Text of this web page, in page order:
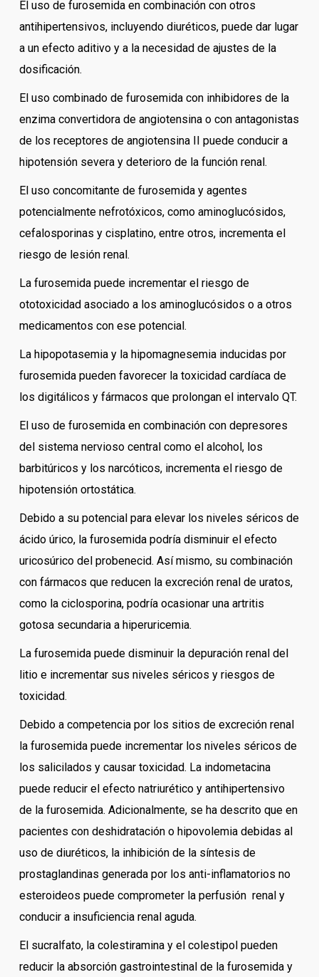
El uso de furosemida en combinación con otros
antihipertensivos, incluyendo diuréticos, puede dar lugar
a un efecto aditivo y a la necesidad de ajustes de la
dosificación.
El uso combinado de furosemida con inhibidores de la
enzima convertidora de angiotensina o con antagonistas
de los receptores de angiotensina II puede conducir a
hipotensión severa y deterioro de la función renal.
El uso concomitante de furosemida y agentes
potencialmente nefrotóxicos, como aminoglucósidos,
cefalosporinas y cisplatino, entre otros, incrementa el
riesgo de lesión renal.
La furosemida puede incrementar el riesgo de
ototoxicidad asociado a los aminoglucósidos o a otros
medicamentos con ese potencial.
La hipopotasemia y la hipomagnesemia inducidas por
furosemida pueden favorecer la toxicidad cardíaca de
los digitálicos y fármacos que prolongan el intervalo QT.
El uso de furosemida en combinación con depresores
del sistema nervioso central como el alcohol, los
barbitúricos y los narcóticos, incrementa el riesgo de
hipotensión ortostática.
Debido a su potencial para elevar los niveles séricos de
ácido úrico, la furosemida podría disminuir el efecto
uricosúrico del probenecid. Así mismo, su combinación
con fármacos que reducen la excreción renal de uratos,
como la ciclosporina, podría ocasionar una artritis
gotosa secundaria a hiperuricemia.
La furosemida puede disminuir la depuración renal del
litio e incrementar sus niveles séricos y riesgos de
toxicidad.
Debido a competencia por los sitios de excreción renal
la furosemida puede incrementar los niveles séricos de
los salicilados y causar toxicidad. La indometacina
puede reducir el efecto natriurético y antihipertensivo
de la furosemida. Adicionalmente, se ha descrito que en
pacientes con deshidratación o hipovolemia debidas al
uso de diuréticos, la inhibición de la síntesis de
prostaglandinas generada por los anti-inflamatorios no
esteroideos puede comprometer la perfusión renal y
conducir a insuficiencia renal aguda.
El sucralfato, la colestiramina y el colestipol pueden
reducir la absorción gastrointestinal de la furosemida y